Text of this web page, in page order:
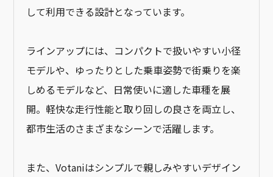
して利用できる設計となっています。
ラインアップには、コンパクトで扱いやすい小径
モデルや、ゆったりとした乗車姿勢で街乗りを楽
しめるモデルなど、日常使いに適した車種を展
開。軽快な走行性能と取り回しの良さを両立し、
都市生活のさまざまなシーンで活躍します。
また、Votaniはシンプルで親しみやすいデザイン